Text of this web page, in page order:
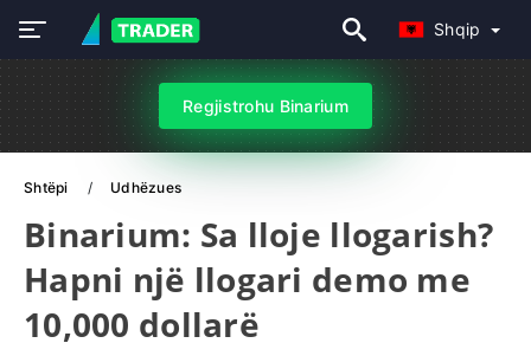
Shqip
Regjistrohu Binarium
Shtëpi Udhëzues
Binarium: Sa lloje llogarish?
Hapni një llogari demo me
10,000 dollarë